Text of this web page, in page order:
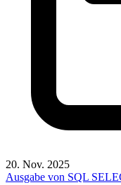
20. Nov. 2025
Ausgabe von SQL